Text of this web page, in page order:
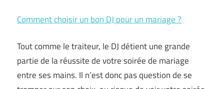
Comment choisir un bon DJ pour un mariage ?
Tout comme le traiteur, le DJ détient une grande
partie de la réussite de votre soirée de mariage
entre ses mains. Il n’est donc pas question de se